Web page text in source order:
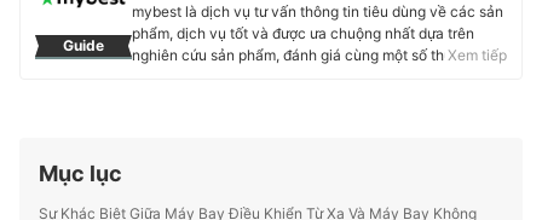
Guide
mybest là dịch vụ tư vấn thông tin tiêu dùng về các sản
phẩm, dịch vụ tốt và được ưa chuộng nhất dựa trên
nghiên cứu sản phẩm, đánh giá cùng một số thực
Profile của Ban biên tập mybest
Xem tiếp
Mục lục
Sự Khác Biệt Giữa Máy Bay Điều Khiển Từ Xa Và Máy Bay Không